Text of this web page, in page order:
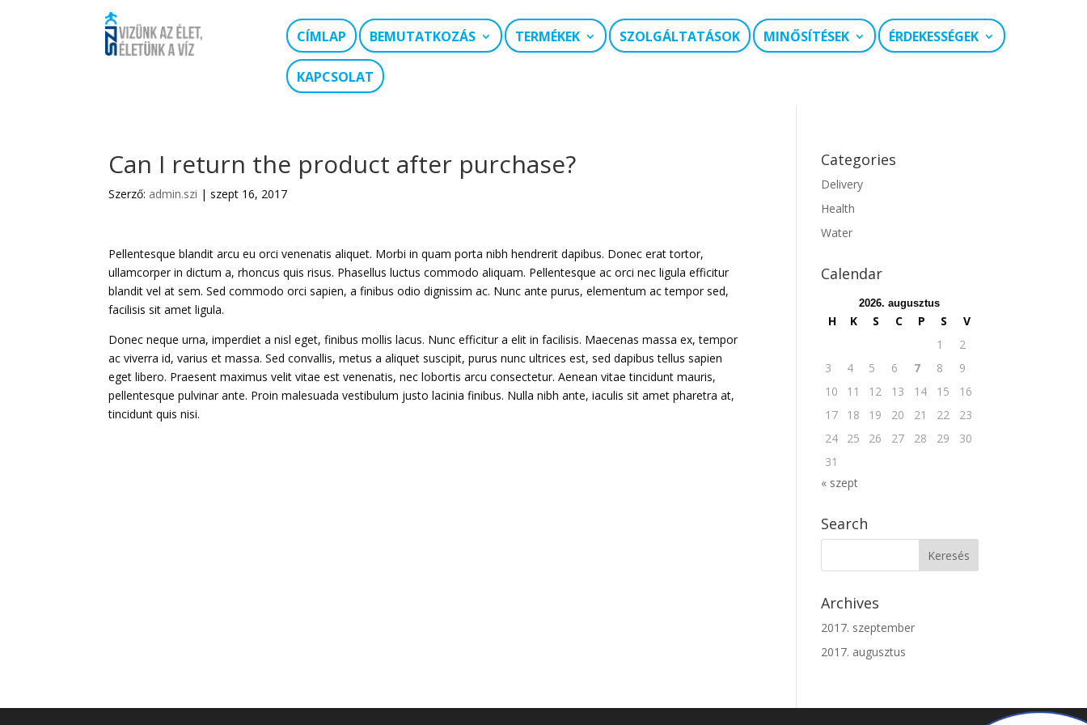
CÍMLAP BEMUTATKOZÁS TERMÉKEK SZOLGÁLTATÁSOK MINŐSÍTÉSEK ÉRDEKESSÉGEK
KAPCSOLAT
Can I return the product after purchase?
Szerző: admin.szi |szept 16, 2017
Pellentesque blandit arcu eu orci venenatis aliquet. Morbi in quam porta nibh hendrerit dapibus. Donec erat tortor,
ullamcorper in dictum a, rhoncus quis risus. Phasellus luctus commodo aliquam. Pellentesque ac orci nec ligula efficitur
blandit vel at sem. Sed commodo orci sapien, a finibus odio dignissim ac. Nunc ante purus, elementum ac tempor sed,
facilisis sit amet ligula.
Donec neque urna, imperdiet a nisl eget, finibus mollis lacus. Nunc efficitur a elit in facilisis. Maecenas massa ex, tempor
ac viverra id, varius et massa. Sed convallis, metus a aliquet suscipit, purus nunc ultrices est, sed dapibus tellus sapien
eget libero. Praesent maximus velit vitae est venenatis, nec lobortis arcu consectetur. Aenean vitae tincidunt mauris,
pellentesque pulvinar ante. Proin malesuada vestibulum justo lacinia finibus. Nulla nibh ante, iaculis sit amet pharetra at,
tincidunt quis nisi.
Categories
Delivery
Health
Water
Calendar
2026. augusztus
H K S C P S
V
1
2
3
4 5 6 7 8
9
10
11 12 13 14 15
16
17
18 19 20 21 22
23
24
25 26 27 28 29
30
31
« szept
Search
Archives
2017. szeptember
2017. augusztus